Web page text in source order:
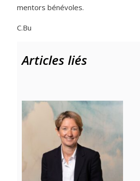
mentors bénévoles.
C.Bu
Articles liés